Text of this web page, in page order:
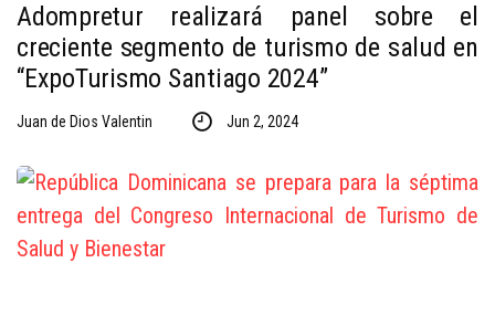
Adompretur realizará panel sobre el
creciente segmento de turismo de salud en
“ExpoTurismo Santiago 2024”
Juan de Dios Valentin Jun 2, 2024